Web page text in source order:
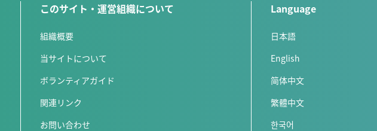
このサイト・運営組織について
組織概要
当サイトについて
ボランティアガイド
関連リンク
お問い合わせ
Language
日本語
English
简体中文
繁體中文
한국어